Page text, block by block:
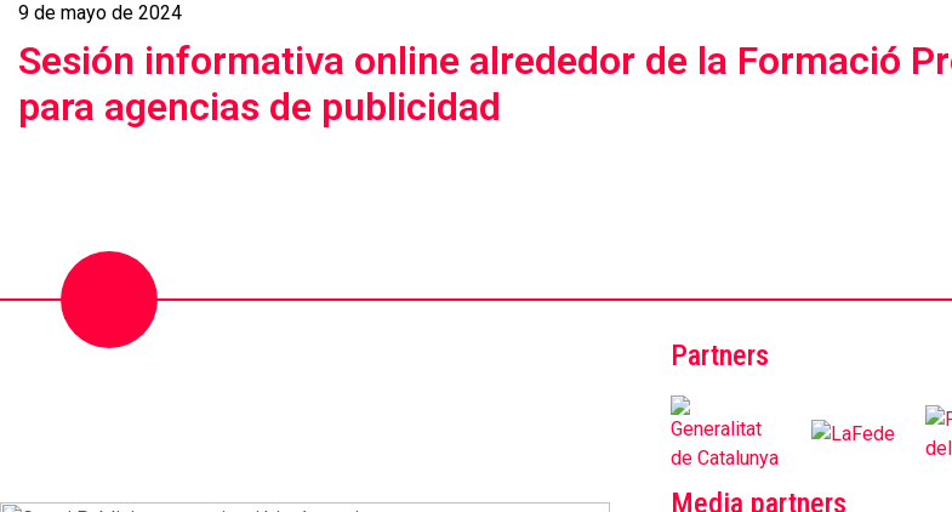
9 de mayo de 2024
Sesión informativa online alrededor de la Formació
para agencias de publicidad
Partners
Media partners